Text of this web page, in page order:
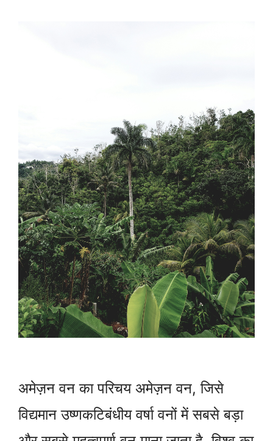
अमेज़न वन का परिचय अमेज़न वन, जिसे
विद्यमान उष्णकटिबंधीय वर्षा वनों में सबसे बड़ा